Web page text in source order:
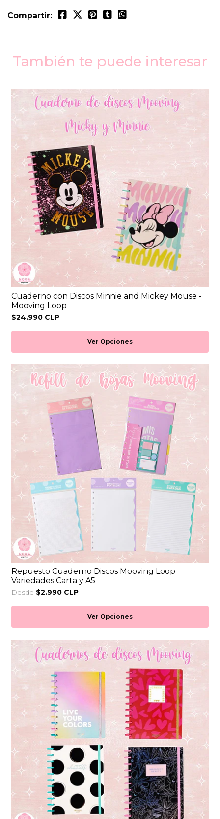
Compartir:
También te puede interesar
Cuaderno con Discos Minnie and Mickey Mouse -
Mooving Loop
$24.990 CLP
Ver Opciones
Repuesto Cuaderno Discos Mooving Loop
Variedades Carta y A5
Desde $2.990 CLP
Ver Opciones